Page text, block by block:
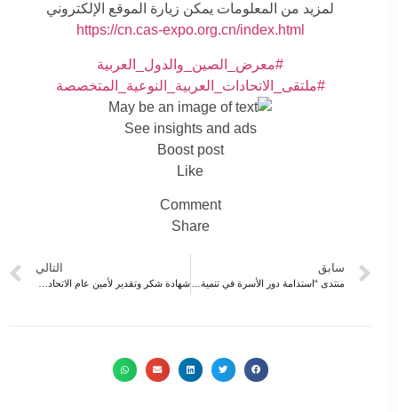
لمزيد من المعلومات يمكن زيارة الموقع الإلكتروني
https://cn.cas-expo.org.cn/index.html
#معرض_الصين_والدول_العربية
#ملتقى_الاتحادات_العربية_النوعية_المتخصصة
See insights and ads
Boost post
Like
Comment
Share
سابق
منتدى “استدامة دور الأسرة في تنمية المجتمع”
التالي
شهادة شكر وتقدير لأمين عام الاتحاد العربي للتنمية المستدامة والبيئة